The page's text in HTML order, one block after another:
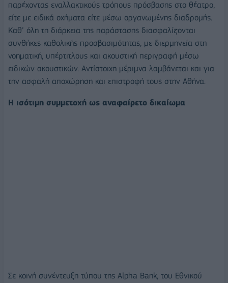
παρέχοντας εναλλακτικούς τρόπους πρόσβασης στο θέατρο,
είτε με ειδικά οχήματα είτε μέσω οργανωμένης διαδρομής.
Καθ’ όλη τη διάρκεια της παράστασης διασφαλίζονται
συνθήκες καθολικής προσβασιμότητας, με διερμηνεία στη
νοηματική, υπέρτιτλους και ακουστική περιγραφή μέσω
ειδικών ακουστικών. Αντίστοιχη μέριμνα λαμβάνεται και για
την ασφαλή αποχώρηση και επιστροφή τους στην Αθήνα.
Η ισότιμη συμμετοχή ως αναφαίρετο δικαίωμα
Σε κοινή συνέντευξη τύπου της Alpha Bank, του Εθνικού